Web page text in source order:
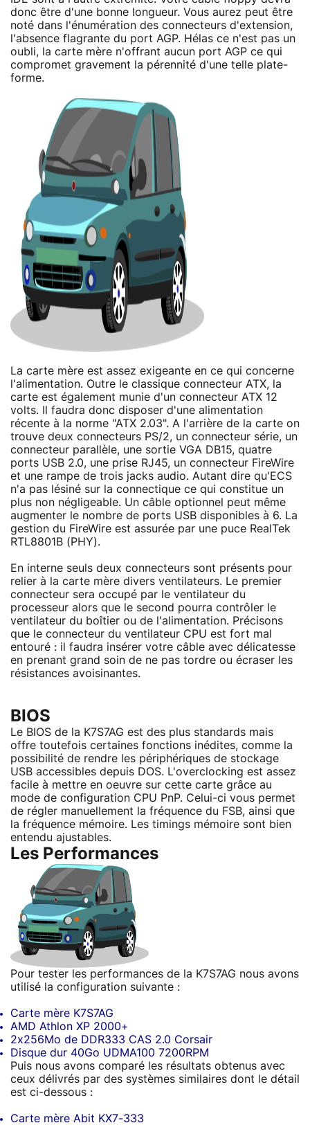
donc être d'une bonne longueur. Vous aurez peut être
noté dans l'énumération des connecteurs d'extension,
l'absence flagrante du port AGP. Hélas ce n'est pas un
oubli, la carte mère n'offrant aucun port AGP ce qui
compromet gravement la pérennité d'une telle plate-
forme.
La carte mère est assez exigeante en ce qui concerne
l'alimentation. Outre le classique connecteur ATX, la
carte est également munie d'un connecteur ATX 12
volts. Il faudra donc disposer d'une alimentation
récente à la norme "ATX 2.03". A l'arrière de la carte on
trouve deux connecteurs PS/2, un connecteur série, un
connecteur parallèle, une sortie VGA DB15, quatre
ports USB 2.0, une prise RJ45, un connecteur FireWire
et une rampe de trois jacks audio. Autant dire qu'ECS
n'a pas lésiné sur la connectique ce qui constitue un
plus non négligeable. Un câble optionnel peut même
augmenter le nombre de ports USB disponibles à 6. La
gestion du FireWire est assurée par une puce RealTek
RTL8801B (PHY).
En interne seuls deux connecteurs sont présents pour
relier à la carte mère divers ventilateurs. Le premier
connecteur sera occupé par le ventilateur du
processeur alors que le second pourra contrôler le
ventilateur du boîtier ou de l'alimentation. Précisons
que le connecteur du ventilateur CPU est fort mal
entouré : il faudra insérer votre câble avec délicatesse
en prenant grand soin de ne pas tordre ou écraser les
résistances avoisinantes.
BIOS
Le BIOS de la K7S7AG est des plus standards mais
offre toutefois certaines fonctions inédites, comme la
possibilité de rendre les périphériques de stockage
USB accessibles depuis DOS. L'overclocking est assez
facile à mettre en oeuvre sur cette carte grâce au
mode de configuration CPU PnP. Celui-ci vous permet
de régler manuellement la fréquence du FSB, ainsi que
la fréquence mémoire. Les timings mémoire sont bien
entendu ajustables.
Les Performances
Pour tester les performances de la K7S7AG nous avons
utilisé la configuration suivante :
Carte mère K7S7AG
AMD Athlon XP 2000+
2x256Mo de DDR333 CAS 2.0 Corsair
Disque dur 40Go UDMA100 7200RPM
Puis nous avons comparé les résultats obtenus avec
ceux délivrés par des systèmes similaires dont le détail
est ci-dessous :
Carte mère Abit KX7-333